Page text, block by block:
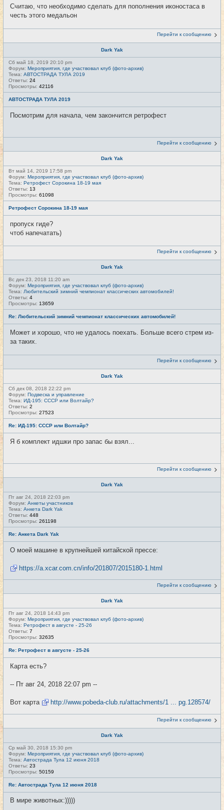
Считаю, что необходимо сделать для пополнения иконостаса в
честь этого медальон
Перейти к сообщению
Dark Yak
Сб май 18, 2019 20:10 pm
Форум: Мероприятия, где участвовал клуб (фото-архив)
Тема: АВТОСТРАДА ТУЛА 2019
Ответы: 24
Просмотры: 42116
АВТОСТРАДА ТУЛА 2019
Посмотрим для начала, чем закончится ретрофест
Перейти к сообщению
Dark Yak
Вт май 14, 2019 17:58 pm
Форум: Мероприятия, где участвовал клуб (фото-архив)
Тема: Ретрофест Сорокина 18-19 мая
Ответы: 13
Просмотры: 61098
Ретрофест Сорокина 18-19 мая
пропуск гиде?
чтоб напечатать)
Перейти к сообщению
Dark Yak
Вс дек 23, 2018 11:20 am
Форум: Мероприятия, где участвовал клуб (фото-архив)
Тема: Любительский зимний чемпионат классических автомобилей!
Ответы: 4
Просмотры: 13659
Re: Любительский зимний чемпионат классических автомобилей!
Может и хорошо, что не удалось поехать. Больше всего стрем из-
за таких.
Перейти к сообщению
Dark Yak
Сб дек 08, 2018 22:22 pm
Форум: Подвеска и управление
Тема: ИД-195: СССР или Волтайр?
Ответы: 2
Просмотры: 27523
Re: ИД-195: СССР или Волтайр?
Я б комплект идшки про запас бы взял...
Перейти к сообщению
Dark Yak
Пт авг 24, 2018 22:03 pm
Форум: Анкеты участников
Тема: Анкета Dark Yak
Ответы: 448
Просмотры: 261198
Re: Анкета Dark Yak
О моей машине в крупнейшей китайской прессе:
https://a.xcar.com.cn/info/201807/2015180-1.html
Перейти к сообщению
Dark Yak
Пт авг 24, 2018 14:43 pm
Форум: Мероприятия, где участвовал клуб (фото-архив)
Тема: Ретрофест в августе - 25-26
Ответы: 7
Просмотры: 32635
Re: Ретрофест в августе - 25-26
Карта есть?
-- Пт авг 24, 2018 22:07 pm --
Вот карта http://www.pobeda-club.ru/attachments/1 ... pg.128574/
Перейти к сообщению
Dark Yak
Ср май 30, 2018 15:30 pm
Форум: Мероприятия, где участвовал клуб (фото-архив)
Тема: Автострада Тула 12 июня 2018
Ответы: 23
Просмотры: 50159
Re: Автострада Тула 12 июня 2018
В мире животных:)))))